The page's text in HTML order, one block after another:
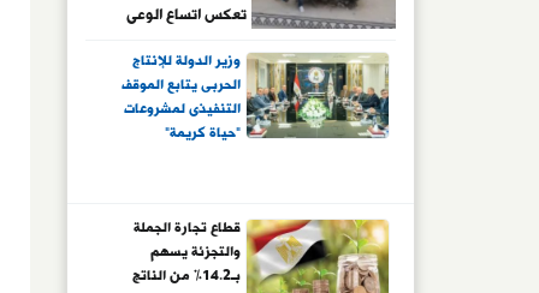
تعكس اتساع الوعى
وزير الدولة للإنتاج
الحربى يتابع الموقف
التنفيذى لمشروعات
"حياة كريمة"
قطاع تجارة الجملة
والتجزئة يسهم
بـ14.2% من الناتج